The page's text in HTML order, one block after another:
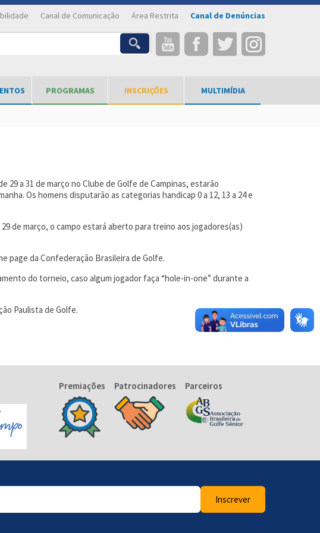
Canal de Comunicação Área Restrita Canal de Denúncias
PROGRAMAS INSCRIÇÕES MULTIMÍDIA
a 31 de março no Clube de Golfe de Campinas, estarão
Os homens disputarão as categorias handicap 0 a 12, 13 a 24 e
de março, o campo estará aberto para treino aos jogadores(as)
page da Confederação Brasileira de Golfe.
do torneio, caso algum jogador faça “hole-in-one” durante a
Paulista de Golfe.
Parceiros
Patrocinadores
Premiações
Inscrever